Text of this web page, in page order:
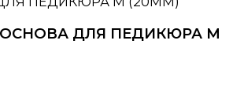
ОСНОВА ДЛЯ ПЕДИКЮРА М